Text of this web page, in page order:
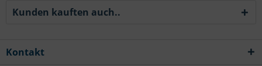
Kunden kauften auch..
Kontakt